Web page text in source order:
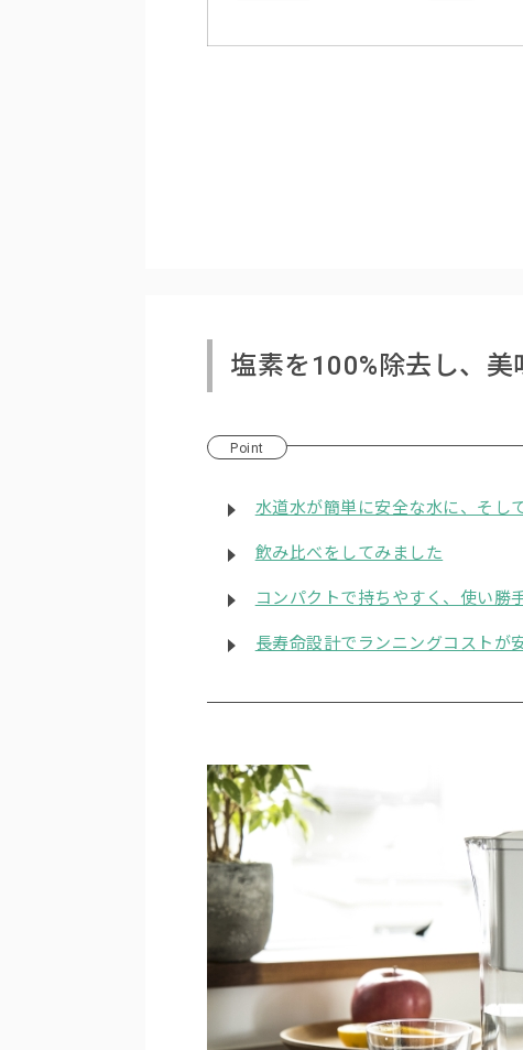
塩素を100%除去し、
Point
水道水が簡単に安全な水に、そし
飲み比べをしてみました
コンパクトで持ちやすく、使い勝
長寿命設計でランニングコストが